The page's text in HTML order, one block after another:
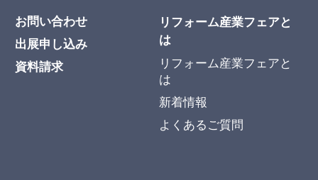
お問い合わせ
出展申し込み
資料請求
リフォーム産業フェアと
は
リフォーム産業フェアと
は
新着情報
よくあるご質問